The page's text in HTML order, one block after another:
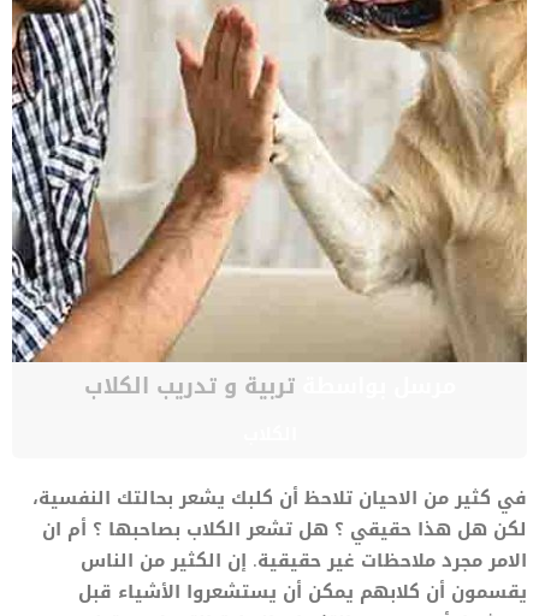
مرسل بواسطةتربية و تدريب الكلاب
في كثير من الاحيان تلاحظ أن كلبك يشعر بحالتك النفسية،
لكن هل هذا حقيقي ؟ هل تشعر الكلاب بصاحبها ؟ أم ان
الامر مجرد ملاحظات غير حقيقية. إن الكثير من الناس
يقسمون أن كلابهم يمكن أن يستشعروا الأشياء قبل